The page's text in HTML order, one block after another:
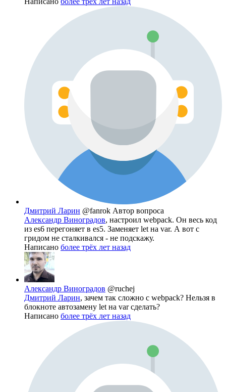
Дмитрий Ларин @fanrok Автор вопроса
Александр Виноградов, настроил webpack. Он весь код
из es6 перегоняет в es5. Заменяет let на var. А вот с
гридом не сталкивался - не подскажу.
Написано более трёх лет назад
Александр Виноградов @ruchej
Дмитрий Ларин, зачем так сложно с webpack? Нельзя в
блокноте автозамену let на var сделать?
Написано более трёх лет назад